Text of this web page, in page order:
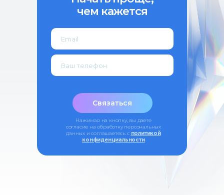
чем кажется
Связаться
Нажимая на кнопку, вы даете
согласие на обработку персональных
данных и соглашаетесь c политикой
конфиденциальности
Записаться
© 2026 Самарский государственный
Политика конфиденциальности
443099, Самара, ул. Чапаевская, 89,
(каб. 505-508)
Сведения об образовательной
организации
ipo@samsmu.ru
+7 (846) 374-10-04 (доб. 4103)
+7 927 260-15-56
podzorova@samsmu.ru